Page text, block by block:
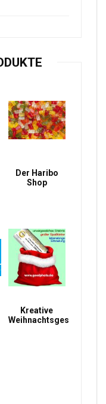
Der Haribo
Shop
Kreative
Weihnachtsgeschenke